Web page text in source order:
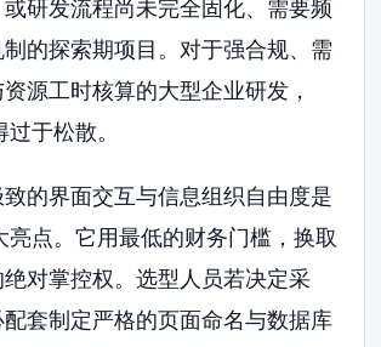
研发流程尚未完全固化、需要频
的探索期项目。对于强合规、需
源工时核算的大型企业研发，
于松散。
致的界面交互与信息组织自由度是
点。它用最低的财务门槛，换取
对掌控权。选型人员若决定采
套制定严格的页面命名与数据库